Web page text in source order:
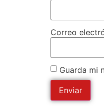
Correo
Guarda mi